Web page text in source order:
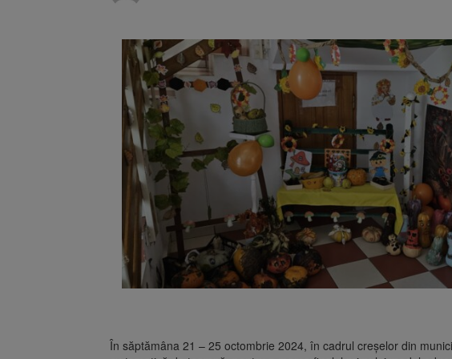
Se schimbă examenul de
9 august 2026
Se schimbă regulile pentru
aplică din 12 august
În săptămâna 21 – 25 octombrie 2024, în cadrul creșelor din